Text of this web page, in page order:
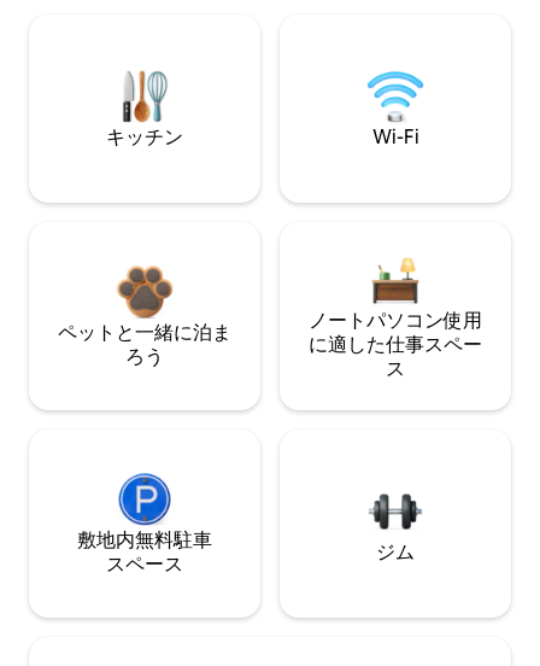
キッチン Wi-Fi
ペットと一緒に泊ま
ろう
ノートパソコン使用
に適した仕事スペー
ス
敷地内無料駐⁠車
ス⁠ペ⁠ー⁠ス
ジム